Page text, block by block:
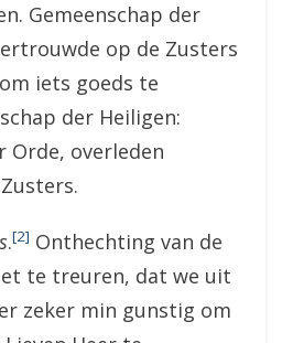
Gemeenschap der
op de Zusters
iets goeds te
der Heiligen:
Orde, overleden
.[2] Onthechting van de
te treuren, dat we uit
zeker min gunstig om